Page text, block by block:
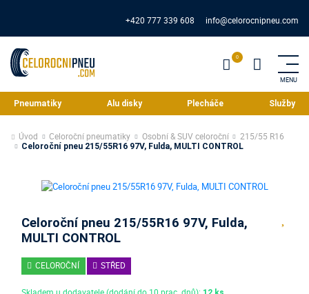
+420 777 339 608 info@celorocnipneu.com
Pneumatiky Alu disky Plecháče Služby
Úvod Celoroční pneumatiky Osobní & SUV celoroční 215/55 R16
Celoroční pneu 215/55R16 97V, Fulda, MULTI CONTROL
Celoroční pneu 215/55R16 97V, Fulda,
MULTI CONTROL
CELOROČNÍ STŘED